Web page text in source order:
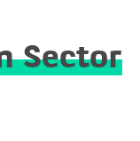
Sector